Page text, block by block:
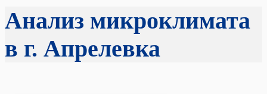
Анализ микроклимата
в г. Апрелевка